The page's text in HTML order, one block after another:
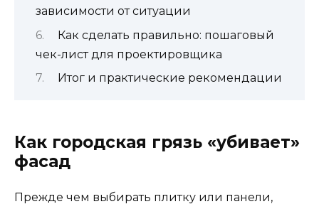
зависимости от ситуации
Как сделать правильно: пошаговый
чек-лист для проектировщика
Итог и практические рекомендации
Как городская грязь «убивает»
фасад
Прежде чем выбирать плитку или панели,